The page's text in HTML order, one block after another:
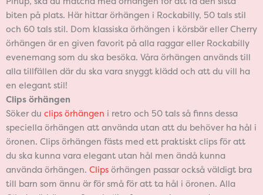
biten på plats. Här hittar örhängen i Rockabilly, 50 tals stil
och 60 tals stil. Dom klassiska örhängen i körsbär eller Cherry
örhängen är en given favorit på alla raggar eller Rockabilly
evenemang som du ska besöka. Våra örhängen används till
alla tillfällen där du ska vara snyggt klädd och att du vill ha
en elegant stil!
Clips örhängen
Söker du clips örhängen i retro och 50 tals så finns dessa
speciella örhängen att använda utan att du behöver ha hål i
öronen. Clips örhängen fästs med ett praktiskt clips för att
du ska kunna vara elegant utan hål men ändå kunna
använda örhängen. Clips örhängen passar också väldigt bra
till barn som ännu är för små för att ta hål i öronen. Alla